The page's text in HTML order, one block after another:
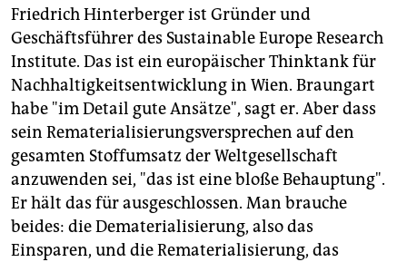
Friedrich Hinterberger ist Gründer und
Geschäftsführer des Sustainable Europe Research
Institute. Das ist ein europäischer Thinktank für
Nachhaltigkeitsentwicklung in Wien. Braungart
habe "im Detail gute Ansätze", sagt er. Aber dass
sein Rematerialisierungsversprechen auf den
gesamten Stoffumsatz der Weltgesellschaft
anzuwenden sei, "das ist eine bloße Behauptung".
Er hält das für ausgeschlossen. Man brauche
beides: die Dematerialisierung, also das
Einsparen, und die Rematerialisierung, das